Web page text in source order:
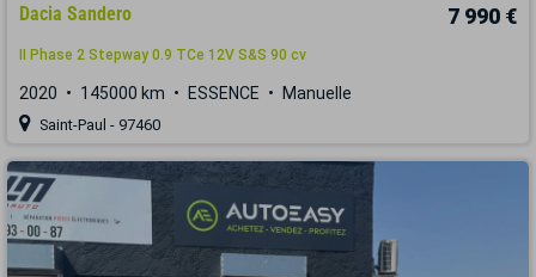
Dacia Sandero 7 990 €
II Phase 2 Stepway 0.9 TCe 12V S&S 90 cv
2020 145000 km ESSENCE Manuelle
Saint-Paul - 97460